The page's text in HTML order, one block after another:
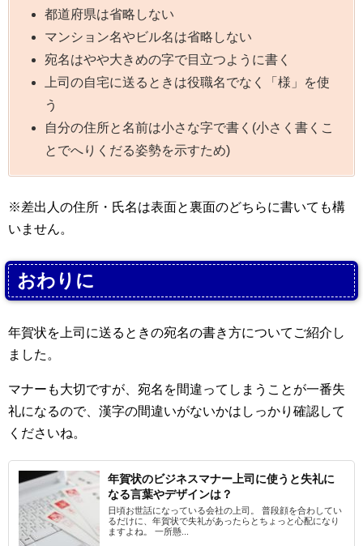
都道府県は省略しない
マンション名やビル名は省略しない
宛名はやや大きめの字で目立つように書く
上司の自宅に送るときは役職名でなく「様」を使
う
自分の住所と名前は小さな字で書く(小さく書くこ
とでへりくだる姿勢を示すため)
※差出人の住所・氏名は表面と裏面のどちらに書いても構
いません。
おわりに
年賀状を上司に送るときの宛名の書き方についてご紹介し
ました。
マナーも大切ですが、宛名を間違ってしまうことが一番失
礼になるので、漢字の間違いがないかはしっかり確認して
くださいね。
年賀状のビジネスマナー上司に使うと失礼に
なる言葉やデザインは？
日頃お世話になっている会社の上司。 普段顔を合わしてい
るだけに、年賀状で失礼があったらとちょっと心配になり
ますよね。 一所懸...